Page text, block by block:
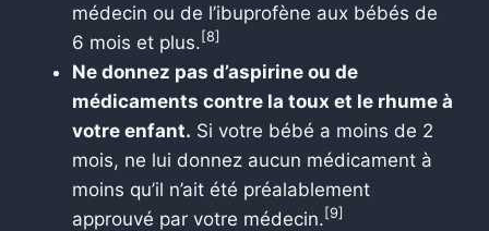
médecin ou de l’ibuprofène aux bébés de
6 mois et plus. [8]
Ne donnez pas d’aspirine ou de
médicaments contre la toux et le rhume à
votre enfant. Si votre bébé a moins de 2
mois, ne lui donnez aucun médicament à
moins qu’il n’ait été préalablement
approuvé par votre médecin. [9]